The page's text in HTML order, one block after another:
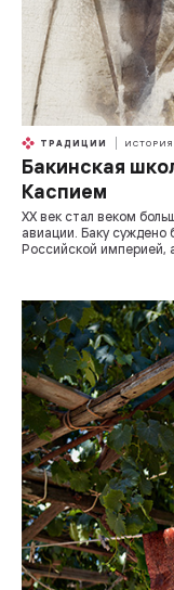
ТРАДИЦИИ ИСТОРИЯ
Бакинская
Каспием
ХХ век стал веком
авиации. Баку суждено
Российской империей,